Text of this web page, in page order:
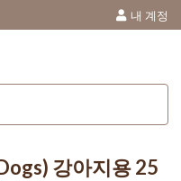
내 계정
강아지용 25